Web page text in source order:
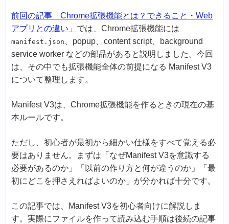
前回の記事「Chrome拡張機能とは？できること・Web
アプリとの違い」 では、Chrome拡張機能には
manifest.json
、popup、content script、background
service worker などの部品があると説明しました。今回
は、その中でも拡張機能全体の前提になる Manifest V3
について整理します。
Manifest V3は、Chrome拡張機能を作るときの現在の基
本ルールです。
ただし、初心者が最初から細かい仕様をすべて覚える必
要はありません。まずは「なぜManifest V3を意識する
必要があるのか」「以前の作り方と何が違うのか」「最
初にどこを押さえればよいのか」が分かれば十分です。
この記事では、Manifest V3を初心者向けに解説しま
す。実際にファイルを作って読み込む手順は後続の記事